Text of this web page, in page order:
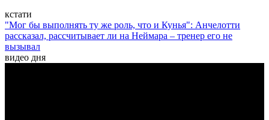
кстати
"Мог бы выполнять ту же роль, что и Кунья": Анчелотти
рассказал, рассчитывает ли на Неймара – тренер его не
вызывал
видео дня